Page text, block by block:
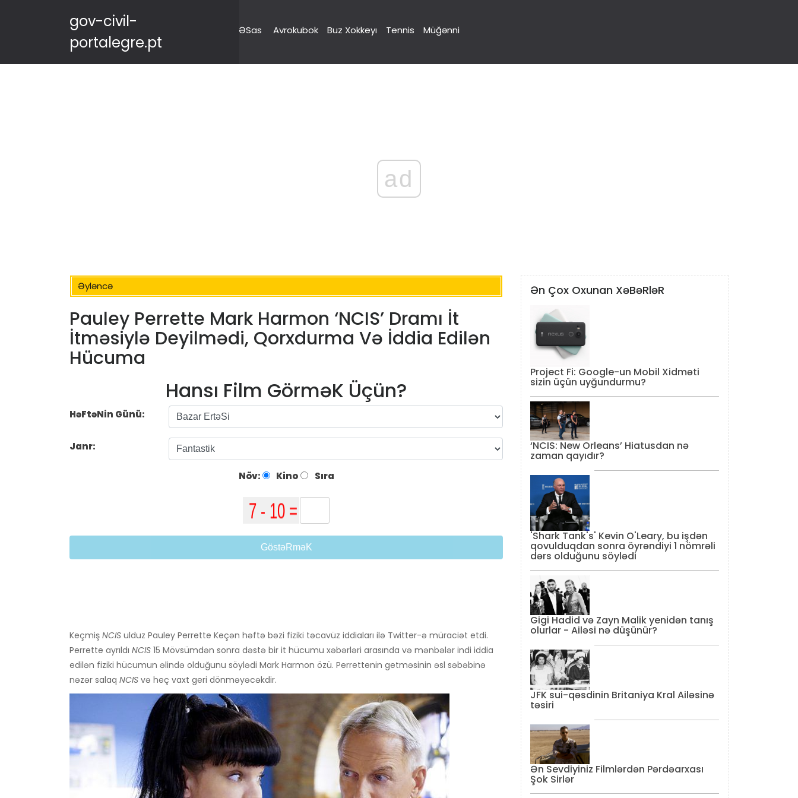
gov-civil-
portalegre.pt
ƏSas Avrokubok Buz Xokkeyı Tennis Müğənni
ad
Əyləncə
Pauley Perrette Mark Harmon ‘NCIS’ Dramı İt
İtməsiylə Deyilmədi, Qorxdurma Və İddia Edilən
Hücuma
Hansı Film GörməK Üçün?
HəFtəNin Günü:
Janr:
Növ: Kino Sıra
GöstəRməK
Keçmiş NCIS ulduz Pauley Perrette Keçən həftə bəzi fiziki təcavüz iddiaları ilə Twitter-ə müraciət etdi.
Perrette ayrıldı NCIS 15 Mövsümdən sonra dəstə bir it hücumu xəbərləri arasında və mənbələr indi iddia
edilən fiziki hücumun əlində olduğunu söylədi Mark Harmon özü. Perrettenin getməsinin əsl səbəbinə
nəzər salaq NCIS və heç vaxt geri dönməyəcəkdir.
Ən Çox Oxunan XəBəRləR
Project Fi: Google-un Mobil Xidməti
sizin üçün uyğundurmu?
‘NCIS: New Orleans’ Hiatusdan nə
zaman qayıdır?
'Shark Tank's' Kevin O'Leary, bu işdən
qovulduqdan sonra öyrəndiyi 1 nömrəli
dərs olduğunu söylədi
Gigi Hadid və Zayn Malik yenidən tanış
olurlar - Ailəsi nə düşünür?
JFK sui-qəsdinin Britaniya Kral Ailəsinə
təsiri
Ən Sevdiyiniz Filmlərdən Pərdəarxası
Şok Sirlər